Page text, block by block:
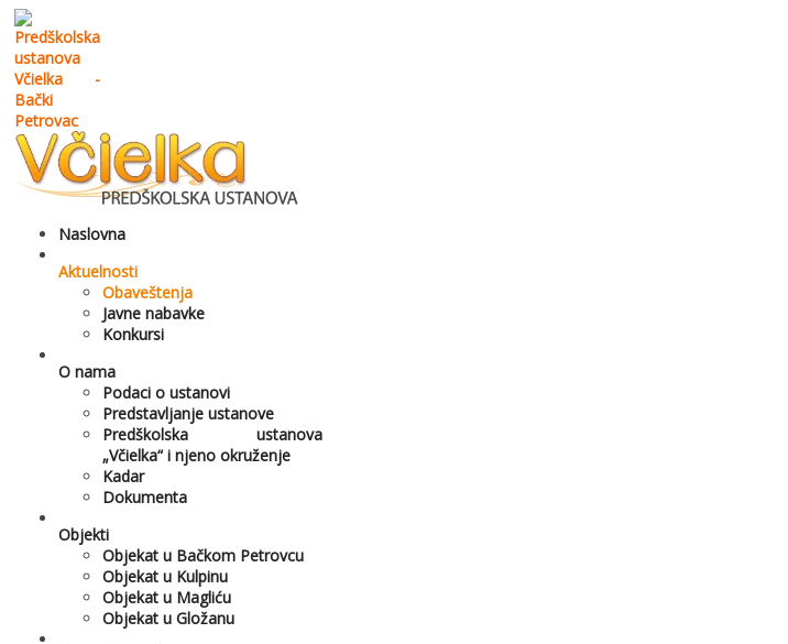
Naslovna
Aktuelnosti
Obaveštenja
Javne nabavke
Konkursi
O nama
Podaci o ustanovi
Predstavljanje ustanove
Predškolska ustanova
„Včielka“ i njeno okruženje
Kadar
Dokumenta
Objekti
Objekat u Bačkom Petrovcu
Objekat u Kulpinu
Objekat u Magliću
Objekat u Gložanu